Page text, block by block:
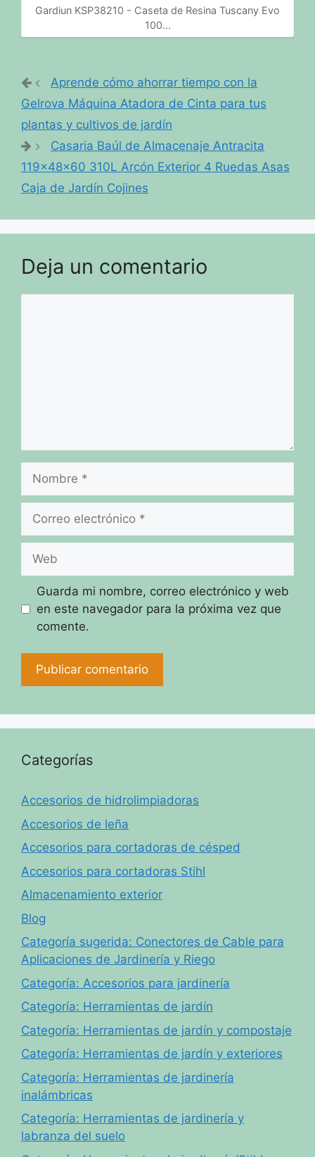
Gardiun KSP38210 - Caseta de Resina Tuscany Evo
100…
Aprende cómo ahorrar tiempo con la
Gelrova Máquina Atadora de Cinta para tus
plantas y cultivos de jardín
Casaria Baúl de Almacenaje Antracita
119x48x60 310L Arcón Exterior 4 Ruedas Asas
Caja de Jardín Cojines
Deja un comentario
electrónico
Guarda mi nombre, correo electrónico y web
en este navegador para la próxima vez que
comente.
Categorías
Accesorios de hidrolimpiadoras
Accesorios de leña
Accesorios para cortadoras de césped
Accesorios para cortadoras Stihl
Almacenamiento exterior
Blog
Categoría sugerida: Conectores de Cable para
Aplicaciones de Jardinería y Riego
Categoría: Accesorios para jardinería
Categoría: Herramientas de jardín
Categoría: Herramientas de jardín y compostaje
Categoría: Herramientas de jardín y exteriores
Categoría: Herramientas de jardinería
inalámbricas
Categoría: Herramientas de jardinería y
labranza del suelo